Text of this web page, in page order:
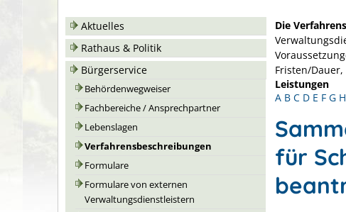
Aktuelles
Rathaus & Politik
Bürgerservice
Behördenwegweiser
Fachbereiche / Ansprechpartner
Lebenslagen
Verfahrensbeschreibungen
Formulare
Formulare von externen
Verwaltungsdienstleistern
Die
Fristen/
Leistungen
A B C D E F G H
für